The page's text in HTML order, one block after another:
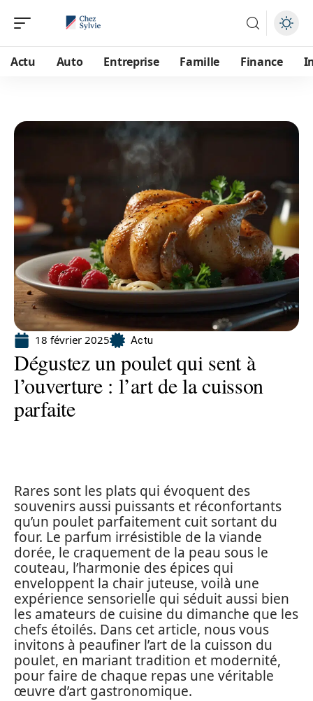
Actu Auto Entreprise Famille Finance
18 février 2025 Actu
Dégustez un poulet qui sent à
l’ouverture : l’art de la cuisson
parfaite
Rares sont les plats qui évoquent des
souvenirs aussi puissants et réconfortants
qu’un poulet parfaitement cuit sortant du
four. Le parfum irrésistible de la viande
dorée, le craquement de la peau sous le
couteau, l’harmonie des épices qui
enveloppent la chair juteuse, voilà une
expérience sensorielle qui séduit aussi bien
les amateurs de cuisine du dimanche que les
chefs étoilés. Dans cet article, nous vous
invitons à peaufiner l’art de la cuisson du
poulet, en mariant tradition et modernité,
pour faire de chaque repas une véritable
œuvre d’art gastronomique.